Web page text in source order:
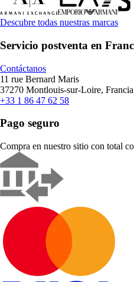
Descubre todas nuestras marcas
Servicio postventa en
Contáctanos
11 rue Bernard Maris
37270 Montlouis-sur-Loire, Francia
+33 1 86 47 62 58
Pago seguro
Compra en nuestro sitio con total